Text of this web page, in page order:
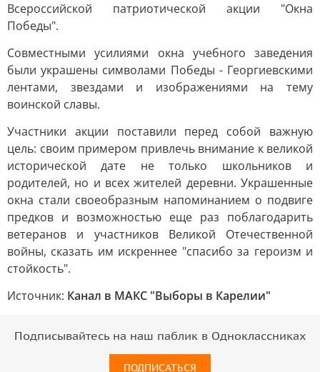
Всероссийской патриотической акции "Окна
Победы".
Совместными усилиями окна учебного заведения
были украшены символами Победы - Георгиевскими
лентами, звездами и изображениями на тему
воинской славы.
Участники акции поставили перед собой важную
цель: своим примером привлечь внимание к великой
исторической дате не только школьников и
родителей, но и всех жителей деревни. Украшенные
окна стали своеобразным напоминанием о подвиге
предков и возможностью еще раз поблагодарить
ветеранов и участников Великой Отечественной
войны, сказать им искреннее "спасибо за героизм и
стойкость".
Источник: Канал в МАКС "Выборы в Карелии"
Подписывайтесь на наш паблик в Одноклассниках
ПОДПИСАТЬСЯ